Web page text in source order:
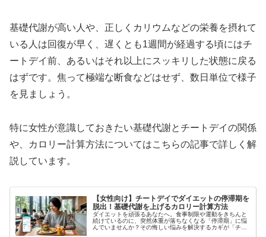
基礎代謝が高い人や、正しくカリウムなどの栄養を摂れて
いる人は回復が早く、遅くとも1週間が経過する頃にはチ
ートデイ前、あるいはそれ以上にスッキリした状態に戻る
はずです。焦って極端な断食などはせず、数日単位で様子
を見ましょう。
特に女性が意識しておきたい基礎代謝とチートデイの関係
や、カロリー計算方法についてはこちらの記事で詳しく解
説しています。
【女性向け】チートデイでダイエットの停滞期を
脱出！基礎代謝を上げるカロリー計算方法
ダイエットを頑張るあなたへ。食事制限や運動をきちんと
続けているのに、突然体重が落ちなくなる「停滞期」に悩
んでいませんか？その悔しい悩みを解決するカギが「チー